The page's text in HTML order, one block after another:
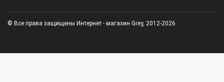
© Все права защищены Интернет - магазин Grey, 2012-2026